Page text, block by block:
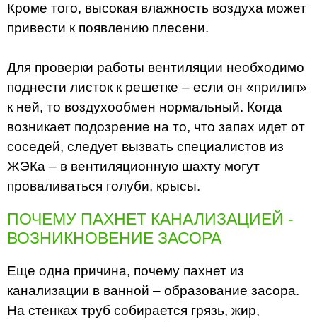
Кроме того, высокая влажность воздуха может
привести к появлению плесени.
Для проверки работы вентиляции необходимо
поднести листок к решетке – если он «прилип»
к ней, то воздухообмен нормальный. Когда
возникает подозрение на то, что запах идет от
соседей, следует вызвать специалистов из
ЖЭКа – в вентиляционную шахту могут
проваливаться голуби, крысы.
ПОЧЕМУ ПАХНЕТ КАНАЛИЗАЦИЕЙ -
ВОЗНИКНОВЕНИЕ ЗАСОРА
Еще одна причина, почему пахнет из
канализации в ванной – образование засора.
На стенках труб собирается грязь, жир,